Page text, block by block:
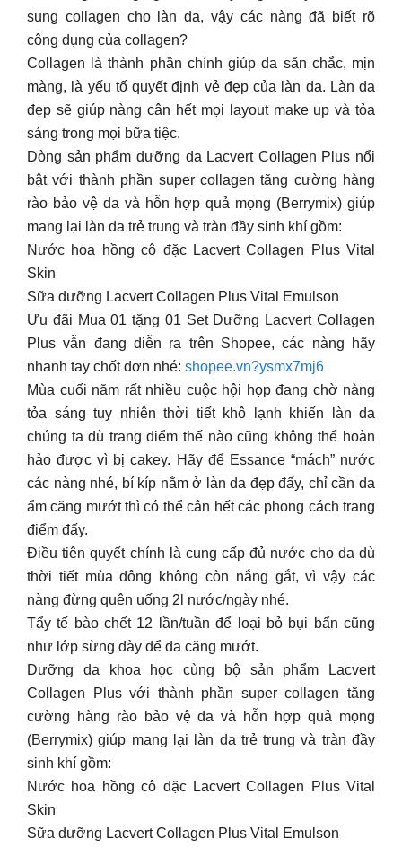
sung collagen cho làn da, vậy các nàng đã biết rõ
công dụng của collagen?
Collagen là thành phần chính giúp da săn chắc, mịn
màng, là yếu tố quyết định vẻ đẹp của làn da. Làn da
đẹp sẽ giúp nàng cân hết mọi layout make up và tỏa
sáng trong mọi bữa tiệc.
Dòng sản phẩm dưỡng da Lacvert Collagen Plus nổi
bật với thành phần super collagen tăng cường hàng
rào bảo vệ da và hỗn hợp quả mọng (Berrymix) giúp
mang lại làn da trẻ trung và tràn đầy sinh khí gồm:
Nước hoa hồng cô đặc Lacvert Collagen Plus Vital
Skin
Sữa dưỡng Lacvert Collagen Plus Vital Emulson
Ưu đãi Mua 01 tặng 01 Set Dưỡng Lacvert Collagen
Plus vẫn đang diễn ra trên Shopee, các nàng hãy
nhanh tay chốt đơn nhé: shopee.vn?ysmx7mj6
Mùa cuối năm rất nhiều cuộc hội họp đang chờ nàng
tỏa sáng tuy nhiên thời tiết khô lạnh khiến làn da
chúng ta dù trang điểm thế nào cũng không thể hoàn
hảo được vì bị cakey. Hãy để Essance “mách” nước
các nàng nhé, bí kíp nằm ở làn da đẹp đấy, chỉ cần da
ẩm căng mướt thì có thể cân hết các phong cách trang
điểm đấy.
Điều tiên quyết chính là cung cấp đủ nước cho da dù
thời tiết mùa đông không còn nắng gắt, vì vậy các
nàng đừng quên uống 2l nước/ngày nhé.
Tẩy tế bào chết 12 lần/tuần để loại bỏ bụi bẩn cũng
như lớp sừng dày để da căng mướt.
Dưỡng da khoa học cùng bộ sản phẩm Lacvert
Collagen Plus với thành phần super collagen tăng
cường hàng rào bảo vệ da và hỗn hợp quả mọng
(Berrymix) giúp mang lại làn da trẻ trung và tràn đầy
sinh khí gồm:
Nước hoa hồng cô đặc Lacvert Collagen Plus Vital
Skin
Sữa dưỡng Lacvert Collagen Plus Vital Emulson